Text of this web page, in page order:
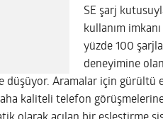
SE şarj
kullanım
yüzde 100
deneyimine
düşüyor. Aramalar için gürültü
kaliteli telefon